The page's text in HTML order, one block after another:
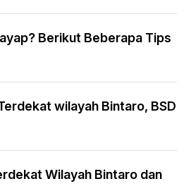
Berikut Beberapa Tips
wilayah Bintaro, BSD
Wilayah Bintaro dan